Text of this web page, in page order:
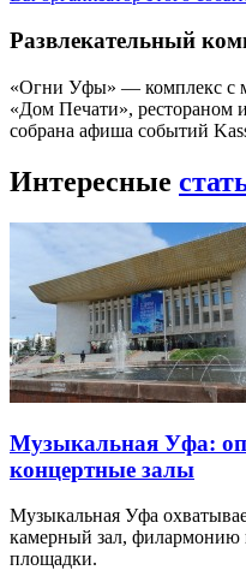
Развлекательный
«Огни Уфы» — комплекс с
«Дом Печати», рестораном
собрана афиша событий
Интересные
Музыкальная Уфа:
концертные залы
Музыкальная Уфа
камерный зал,
площадки.